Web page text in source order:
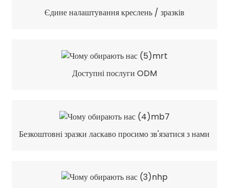
Єдине налаштування креслень / зразків
Доступні послуги ODM
Безкоштовні зразки ласкаво просимо зв'язатися з нами